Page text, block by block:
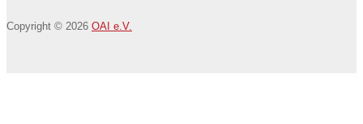
Copyright © 2026 OAI e.V.